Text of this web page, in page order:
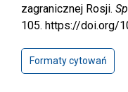
zagranicznej Rosji.
105. https://doi.org/
Formaty cytowań